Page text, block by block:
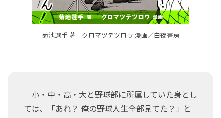
菊池選手 著 クロマツテツロウ 漫画／白夜書房
小・中・高・大と野球部に所属していた身とし
ては、「あれ？ 俺の野球人生全部見てた？」と